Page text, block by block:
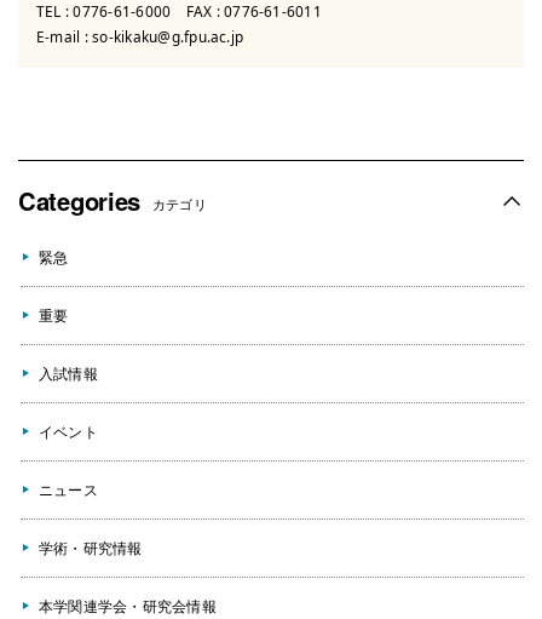
TEL :0776-61-6000 FAX : 0776-61-6011
E-mail :so-kikaku@g.fpu.ac.jp
Categories カテゴリ
緊急
重要
入試情報
イベント
ニュース
学術・研究情報
本学関連学会・研究会情報